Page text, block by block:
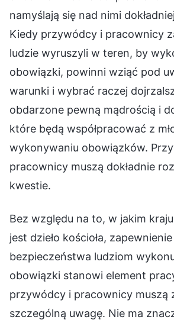
namyślają się nad nimi
Kiedy przywódcy i pracownicy
ludzie wyruszyli w teren, by
obowiązki, powinni wziąć pod
warunki i wybrać raczej
obdarzone pewną mądrością i
które będą współpracować z
wykonywaniu obowiązków.
pracownicy muszą dokładnie
kwestie.
Bez względu na to, w jakim
jest dzieło kościoła, zapewnienie
bezpieczeństwa ludziom
obowiązki stanowi element
przywódcy i pracownicy muszą
szczególną uwagę. Nie ma